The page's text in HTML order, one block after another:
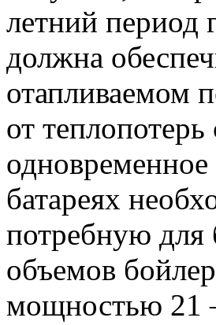
летний период
должна
отапливаемом
от
одновременное
батареях
потребную для
объемов
мощностью 21